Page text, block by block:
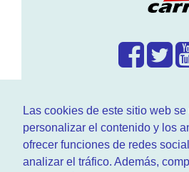
Las cookies de este sitio web se
personalizar el contenido y los
ofrecer funciones de redes
analizar el tráfico. Además,
Enwww.RenovarCarnet.com
larenovación del permisode
actualidad motor y sobre
Ademas tenemos todo tipo de